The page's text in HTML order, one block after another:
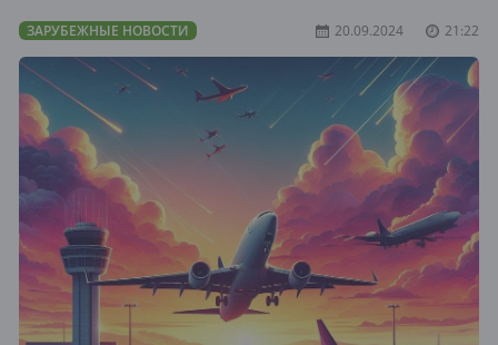
ЗАРУБЕЖНЫЕ НОВОСТИ 20.09.2024 21:22